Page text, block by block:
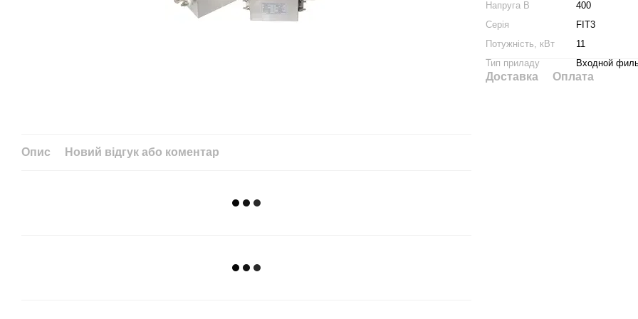
Опис Новий відгук або коментар
Напруга В
400
Серія
FIT3
Потужність, кВт
11
Тип приладу
Входной
Доставка Оплата